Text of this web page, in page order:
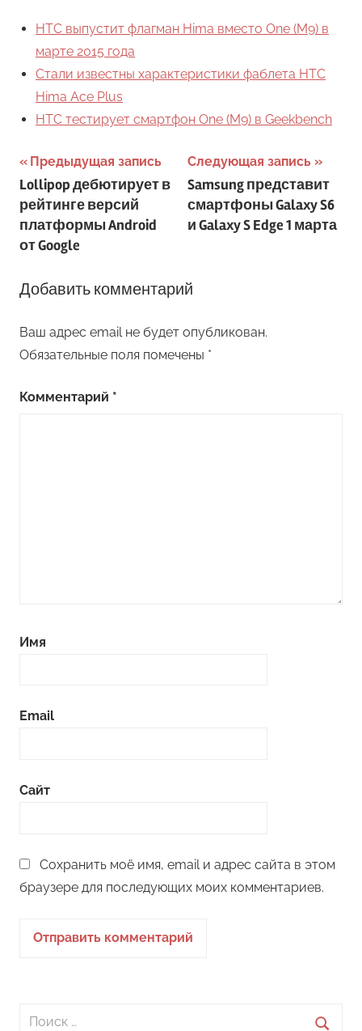
HTC выпустит флагман Hima вместо One (M9) в
марте 2015 года
Стали известны характеристики фаблета HTC
Hima Ace Plus
HTC тестирует смартфон One (M9) в Geekbench
Навигация
по
записям
Предыдущая запись
Lollipop дебютирует в
рейтинге версий
платформы Android
от Google
Следующая запись
Samsung представит
смартфоны Galaxy S6
и Galaxy S Edge 1 марта
Добавить комментарий
Ваш адрес email не будет опубликован.
Обязательные поля помечены *
Комментарий *
Имя
Email
Сайт
Сохранить моё имя, email и адрес сайта в этом
браузере для последующих моих комментариев.
Поиск